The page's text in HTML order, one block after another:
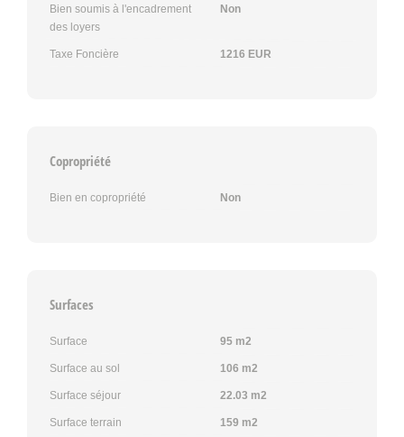
Bien soumis à l'encadrement
des loyers
Non
Taxe Foncière 1216 EUR
Copropriété
Bien en copropriété Non
Surfaces
Surface 95 m2
Surface au sol 106 m2
Surface séjour 22.03 m2
Surface terrain 159 m2